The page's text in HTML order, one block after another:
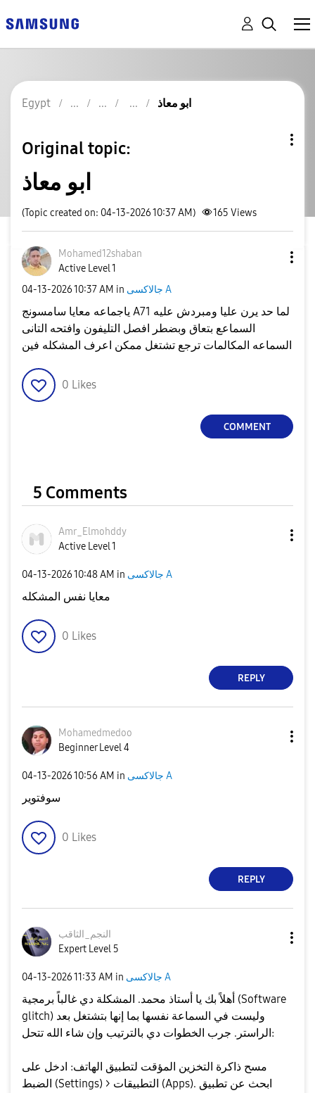
Egypt ابو معاذ
Original topic:
ابو معاذ
(Topic created on: 04-13-2026 10:37 AM) 165 Views
Mohamed12shaban
Active Level 1
‎04-13-202610:37 AM in جالاكسى A
ياجماعه معايا سامسونج A71 لما حد يرن عليا ومبردش عليه
السماعع بتعاق وبضطر افصل التليفون وافتحه التانى
السماعه المكالمات ترجع تشتغل ممكن اعرف المشكله فين
0 Likes
COMMENT
5 Comments
Amr_Elmohddy
Active Level 1
‎04-13-202610:48 AM in جالاكسى A
معايا نفس المشكله
0 Likes
REPLY
Mohamedmedoo
Beginner Level 4
‎04-13-202610:56 AM in جالاكسى A
سوفتوير
0 Likes
REPLY
النجم_الثاقب
Expert Level 5
‎04-13-202611:33 AM in جالاكسى A
أهلاً بك يا أستاذ محمد. المشكلة دي غالباً برمجية (Software
glitch) وليست في السماعة نفسها بما إنها بتشتغل بعد
الراستر. جرب الخطوات دي بالترتيب وإن شاء الله تتحل:
​مسح ذاكرة التخزين المؤقت لتطبيق الهاتف: ​ادخل على
الضبط (Settings) > التطبيقات (Apps). ​ابحث عن تطبيق